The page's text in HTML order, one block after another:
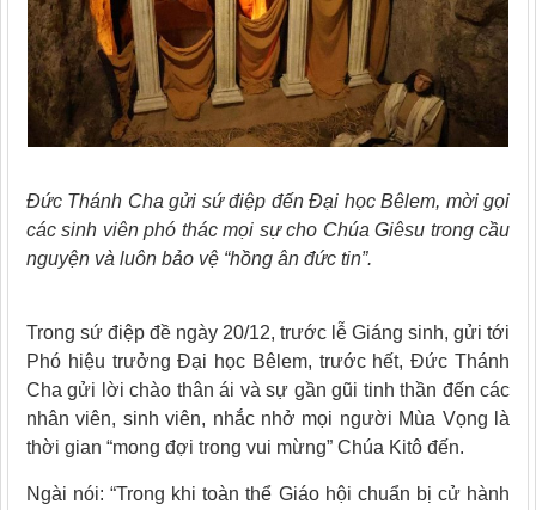
Đức Thánh Cha gửi sứ điệp đến Đại học Bêlem, mời gọi
các sinh viên phó thác mọi sự cho Chúa Giêsu trong cầu
nguyện và luôn bảo vệ “hồng ân đức tin”.
Trong sứ điệp đề ngày 20/12, trước lễ Giáng sinh, gửi tới
Phó hiệu trưởng Đại học Bêlem, trước hết, Đức Thánh
Cha gửi lời chào thân ái và sự gần gũi tinh thần đến các
nhân viên, sinh viên, nhắc nhở mọi người Mùa Vọng là
thời gian “mong đợi trong vui mừng” Chúa Kitô đến.
Ngài nói: “Trong khi toàn thể Giáo hội chuẩn bị cử hành